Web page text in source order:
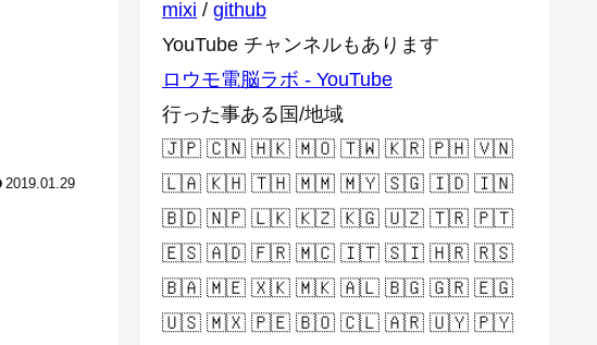
2019.01.29
mixi / github
YouTube チャンネルもあります
ロウモ電脳ラボ - YouTube
行った事ある国/地域
🇯🇵 🇨🇳 🇭🇰 🇲🇴 🇹🇼 🇰🇷 🇵🇭 🇻🇳
🇱🇦 🇰🇭 🇹🇭 🇲🇲 🇲🇾 🇸🇬 🇮🇩 🇮🇳
🇧🇩 🇳🇵 🇱🇰 🇰🇿 🇰🇬 🇺🇿 🇹🇷 🇵🇹
🇪🇸 🇦🇩 🇫🇷 🇲🇨 🇮🇹 🇸🇮 🇭🇷 🇷🇸
🇧🇦 🇲🇪 🇽🇰 🇲🇰 🇦🇱 🇧🇬 🇬🇷 🇪🇬
🇺🇸 🇲🇽 🇵🇪 🇧🇴 🇨🇱 🇦🇷 🇺🇾 🇵🇾